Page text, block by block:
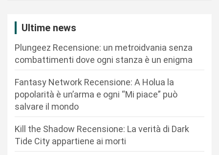
Ultime news
Plungeez Recensione: un metroidvania senza
combattimenti dove ogni stanza è un enigma
Fantasy Network Recensione: A Holua la
popolarità è un’arma e ogni “Mi piace” può
salvare il mondo
Kill the Shadow Recensione: La verità di Dark
Tide City appartiene ai morti